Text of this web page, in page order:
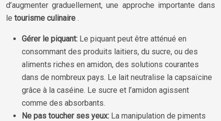
d’augmenter graduellement, une approche importante dans
le tourisme culinaire .
Gérer le piquant: Le piquant peut être atténué en
consommant des produits laitiers, du sucre, ou des
aliments riches en amidon, des solutions courantes
dans de nombreux pays. Le lait neutralise la capsaïcine
grâce à la caséine. Le sucre et l’amidon agissent
comme des absorbants.
Ne pas toucher ses yeux: La manipulation de piments